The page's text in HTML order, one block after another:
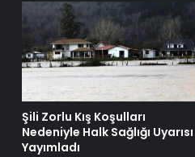
Şili Zorlu Kış Koşulları
Nedeniyle Halk Sağlığı Uyarısı
Yayımladı